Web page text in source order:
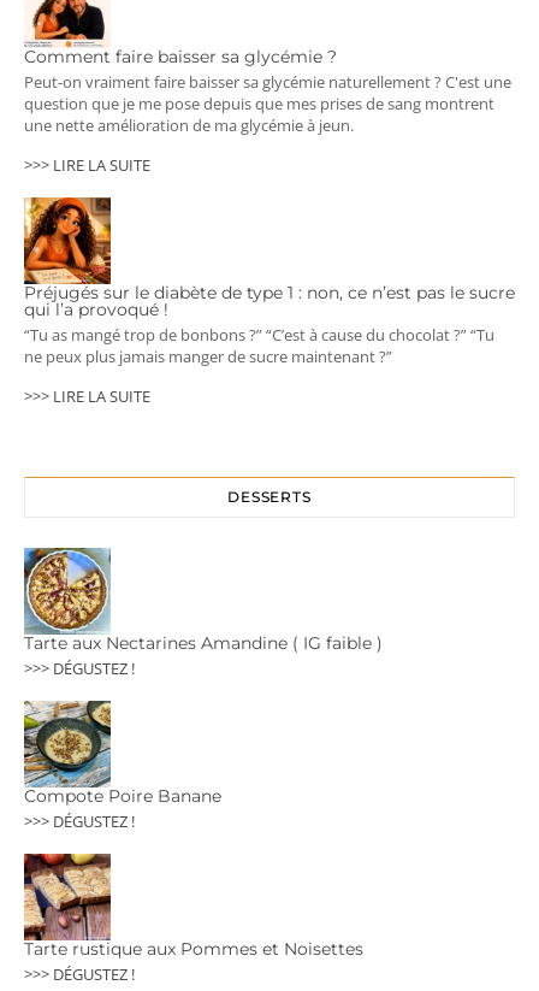
Comment faire baisser sa glycémie ?
Peut-on vraiment faire baisser sa glycémie naturellement ? C'est une
question que je me pose depuis que mes prises de sang montrent
une nette amélioration de ma glycémie à jeun.
>>> LIRE LA SUITE
Préjugés sur le diabète de type 1 : non, ce n’est pas le sucre
qui l’a provoqué !
“Tu as mangé trop de bonbons ?” “C’est à cause du chocolat ?” “Tu
ne peux plus jamais manger de sucre maintenant ?”
>>> LIRE LA SUITE
DESSERTS
Tarte aux Nectarines Amandine ( IG faible )
>>> DÉGUSTEZ !
Compote Poire Banane
>>> DÉGUSTEZ !
Tarte rustique aux Pommes et Noisettes
>>> DÉGUSTEZ !